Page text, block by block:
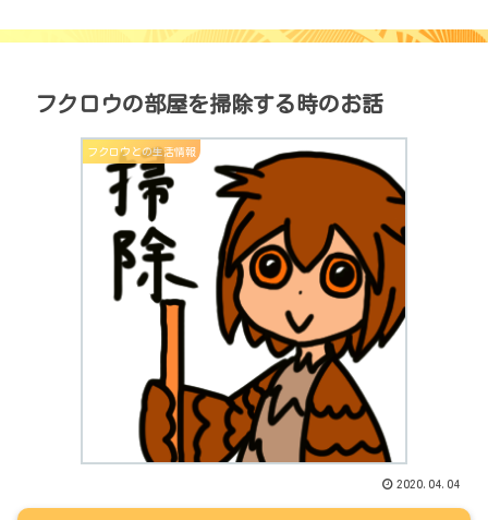
フクロウの部屋を掃除する時のお話
フクロウとの生活情報
2020.04.04